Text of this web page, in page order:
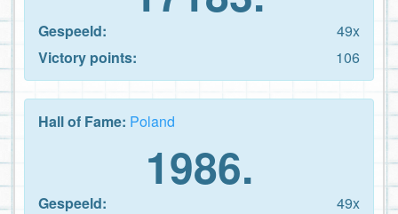
Gespeeld:
49x
Victory points:
106
Hall of Fame: Poland
1986.
Gespeeld:
49x